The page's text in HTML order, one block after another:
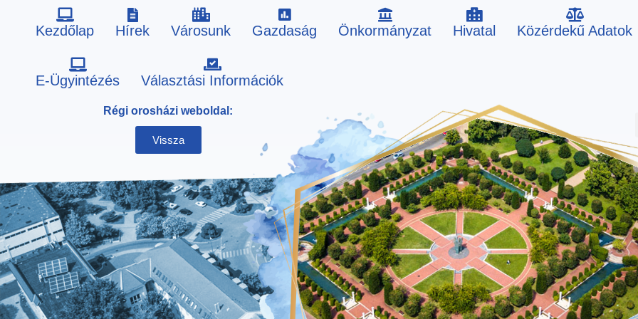
Kezdőlap Hírek Városunk Gazdaság Önkormányzat Hivatal Közérdekű Adatok
E-Ügyintézés Választási Információk
Régi orosházi weboldal:
Vissza